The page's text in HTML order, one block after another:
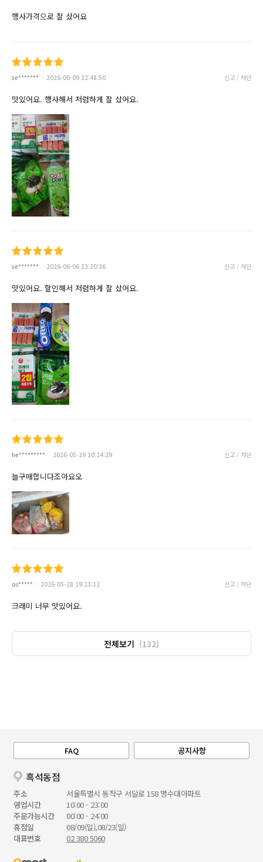
행사가격으로 잘 샀어요
se******* 2026-06-09 22:48:50 신고 / 차단
맛있어요. 행사해서 저렴하게 잘 샀어요.
se******* 2026-06-06 13:10:36 신고 / 차단
맛있어요. 할인해서 저렴하게 잘 샀어요.
he********* 2026-05-29 10:24:29 신고 / 차단
늘구매합니다조아요오
os***** 2026-05-28 19:23:12 신고 / 차단
크래미 너무 맛있어요.
전체보기 (132)
FAQ 공지사항
흑석동점
주소
서울특별시 동작구 서달로 158 명수대아파트
영업시간
10:00 - 23:00
주문가능시간
00:00 - 24:00
휴점일
08/09(일),08/23(일)
대표번호
02 380 5060